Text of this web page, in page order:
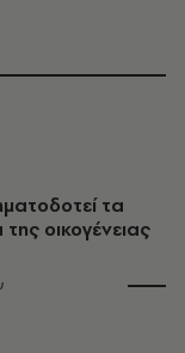
τα
της οικογένειας